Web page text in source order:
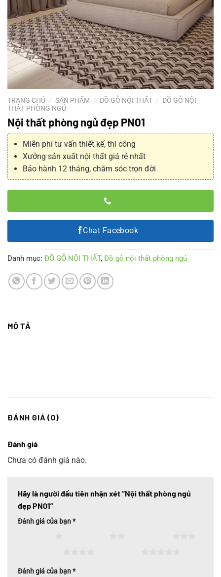
TRANG CHỦ / SẢN PHẨM / ĐỒ GỖ NỘI THẤT / ĐỒ GỖ NỘI
THẤT PHÒNG NGỦ
Nội thất phòng ngủ đẹp PN01
Miễn phí tư vấn thiết kế, thi công
Xưởng sản xuất nội thất giá rẻ nhất
Bảo hành 12 tháng, chăm sóc trọn đời
Chat Facebook
Danh mục: ĐỒ GỖ NỘI THẤT, Đồ gỗ nội thất phòng ngủ
MÔ TẢ
ĐÁNH GIÁ (0)
Đánh giá
Chưa có đánh giá nào.
Hãy là người đầu tiên nhận xét “Nội thất phòng ngủ
đẹp PN01”
Đánh giá của bạn*
Đánh giá của bạn*